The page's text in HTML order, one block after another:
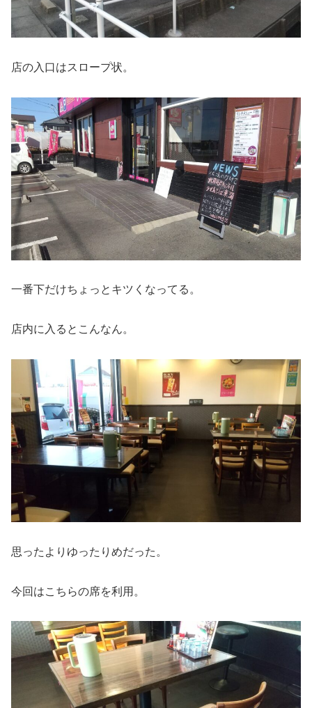
店の入口はスロープ状。
一番下だけちょっとキツくなってる。
店内に入るとこんなん。
思ったよりゆったりめだった。
今回はこちらの席を利用。